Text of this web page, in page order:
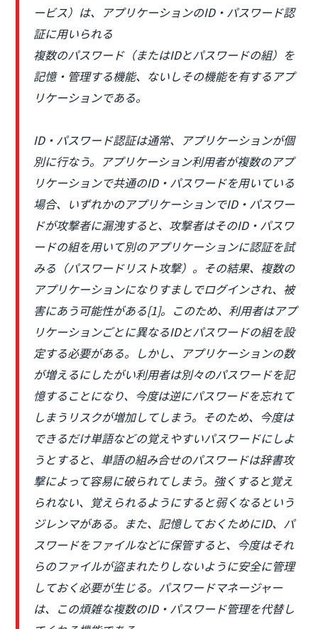
ービス）は、アプリケーションのID・パスワード認
証に用いられる
複数のパスワード（またはIDとパスワードの組）を
記憶・管理する機能、ないしその機能を有するアプ
リケーションである。
ID・パスワード認証は通常、アプリケーションが個
別に行なう。アプリケーション利用者が複数のアプ
リケーションで共通のID・パスワードを用いている
場合、いずれかのアプリケーションでID・パスワー
ドが攻撃者に漏洩すると、攻撃者はそのID・パスワ
ードの組を用いて別のアプリケーションに認証を試
みる（パスワードリスト攻撃）。その結果、複数の
アプリケーションになりすましでログインされ、被
害にあう可能性がある[1]。このため、利用者はアプ
リケーションごとに異なるIDとパスワードの組を設
定する必要がある。しかし、アプリケーションの数
が増えるにしたがい利用者は別々のパスワードを記
憶することになり、今度は逆にパスワードを忘れて
しまうリスクが増加してしまう。そのため、今度は
できるだけ単語などの覚えやすいパスワードにしよ
うとすると、単語の組み合せのパスワードは辞書攻
撃によって容易に破られてしまう。強くすると覚え
られない、覚えられるようにすると弱くなるという
ジレンマがある。また、記憶しておくためにID、パ
スワードをファイルなどに保管すると、今度はそれ
らのファイルが盜まれたりしないように安全に管理
しておく必要が生じる。パスワードマネージャー
は、この煩雑な複数のID・パスワード管理を代替し